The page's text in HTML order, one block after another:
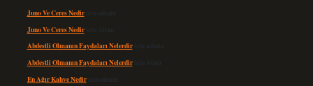
Juno Ve Ceres Nediriçin admin
Juno Ve Ceres Nediriçin Altan
Abdestli Olmanın Faydaları Nelerdiriçin admin
Abdestli Olmanın Faydaları Nelerdiriçin Alper
En Ağır Kahve Nediriçin admin